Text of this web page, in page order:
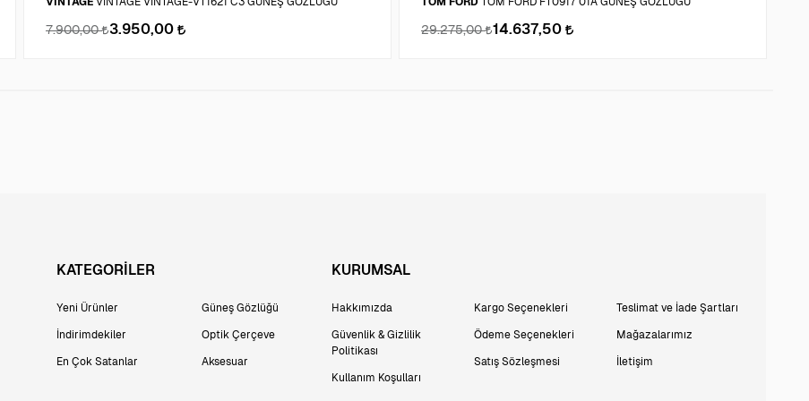
7.900,00 3.950,00 29.275,00 14.637,50
KATEGORİLER
Yeni Ürünler
İndirimdekiler
En Çok Satanlar
Güneş Gözlüğü
Optik Çerçeve
Aksesuar
KURUMSAL
Hakkımızda
Güvenlik & Gizlilik
Politikası
Kullanım Koşulları
Kargo Seçenekleri
Ödeme Seçenekleri
Satış Sözleşmesi
Teslimat ve İade Şartları
Mağazalarımız
İletişim